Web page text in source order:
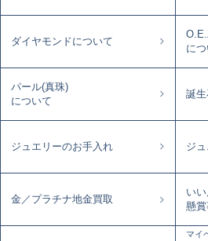
ダイヤモンドについて
に
パール(真珠)
について
誕
ジュエリーのお手入れ ジ
金／プラチナ地金買取
い
懸
マイ